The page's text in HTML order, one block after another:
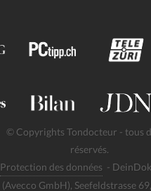
© Copyrights Tondocteur - tous
réservés.
Protection des données -
(Avecco GmbH), Seefeldstrasse